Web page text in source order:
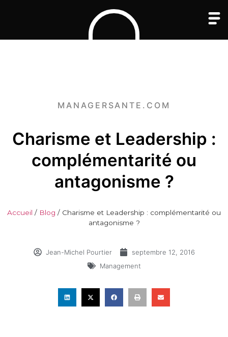
MANAGERSANTE.COM
Charisme et Leadership :
complémentarité ou
antagonisme ?
Accueil / Blog / Charisme et Leadership : complémentarité ou
antagonisme ?
Jean-Michel Pourtier
septembre 12, 2016
Management